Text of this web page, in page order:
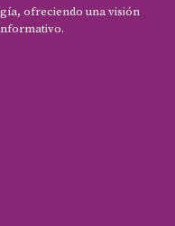
ofreciendo una visión